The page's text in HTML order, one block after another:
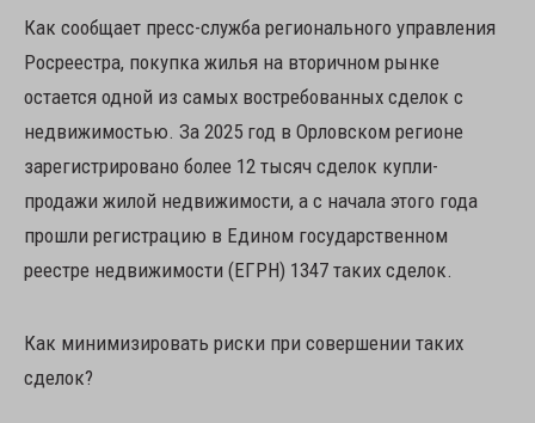
Как сообщает пресс-служба регионального управления
Росреестра, покупка жилья на вторичном рынке
остается одной из самых востребованных сделок с
недвижимостью. За 2025 год в Орловском регионе
зарегистрировано более 12 тысяч сделок купли-
продажи жилой недвижимости, а с начала этого года
прошли регистрацию в Едином государственном
реестре недвижимости (ЕГРН) 1347 таких сделок.
Как минимизировать риски при совершении таких
сделок?